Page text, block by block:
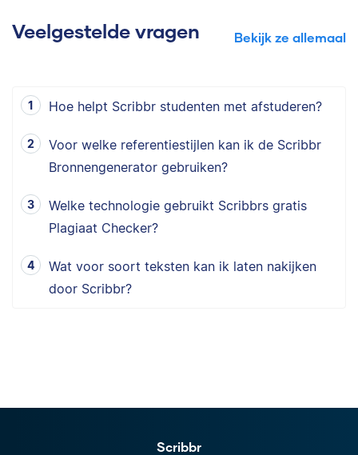
Veelgestelde vragen Bekijk ze allemaal
Hoe helpt Scribbr studenten met afstuderen?
Voor welke referentiestijlen kan ik de Scribbr
Bronnengenerator gebruiken?
Welke technologie gebruikt Scribbrs gratis
Plagiaat Checker?
Wat voor soort teksten kan ik laten nakijken
door Scribbr?
Scribbr